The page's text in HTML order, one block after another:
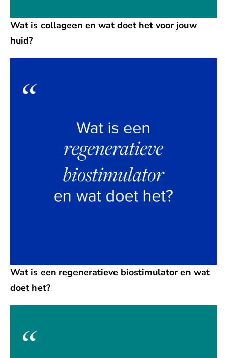
Wat is collageen en wat doet het voor jouw
huid?
Wat is een regeneratieve biostimulator en wat
doet het?